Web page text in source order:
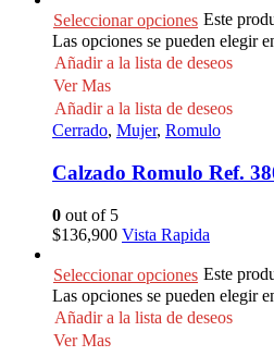
Seleccionar opciones Este
Las opciones se pueden elegir
Añadir a la lista de deseos
Ver Mas
Añadir a la lista de deseos
Cerrado, Mujer, Romulo
Calzado Romulo Ref.
0 out of 5
$136,900 Vista Rapida
Seleccionar opciones Este
Las opciones se pueden elegir
Añadir a la lista de deseos
Ver Mas